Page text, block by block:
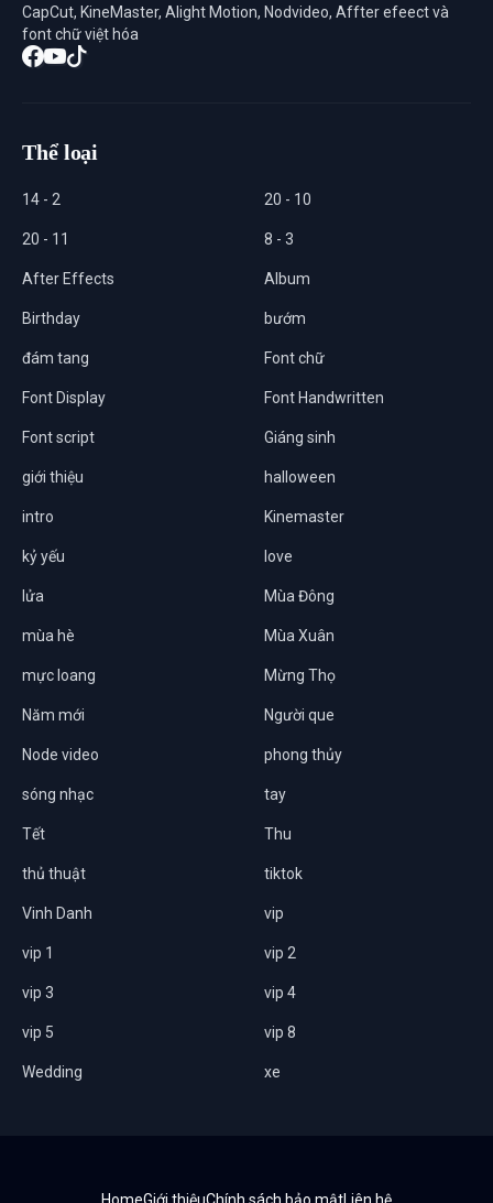
CapCut, KineMaster, Alight Motion, Nodvideo, Affter efeect và
font chữ việt hóa
Thể loại
14 - 2 20 - 10
20 - 11 8 - 3
After Effects Album
Birthday bướm
đám tang Font chữ
Font Display Font Handwritten
Font script Giáng sinh
giới thiệu halloween
intro Kinemaster
kỷ yếu love
lửa Mùa Đông
mùa hè Mùa Xuân
mực loang Mừng Thọ
Năm mới Người que
Node video phong thủy
sóng nhạc tay
Tết Thu
thủ thuật tiktok
Vinh Danh vip
vip 1 vip 2
vip 3 vip 4
vip 5 vip 8
Wedding xe
HomeGiới thiệuChính sách bảo mật Liên hệ